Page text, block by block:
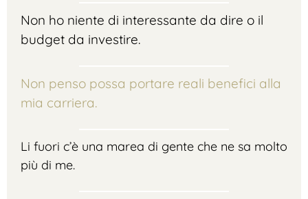
Non ho niente di interessante da dire o il
budget da investire.
Non penso possa portare reali benefici alla
mia carriera.
Li fuori c’è una marea di gente che ne sa molto
più di me.